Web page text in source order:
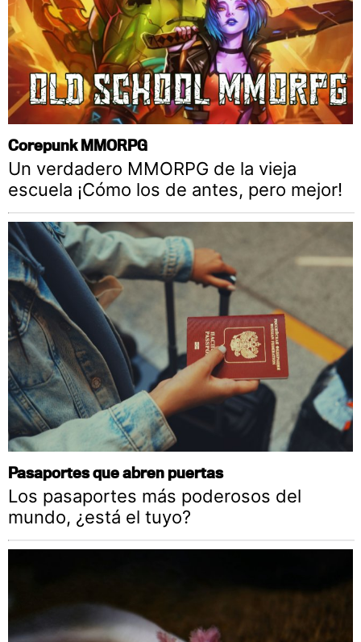
Corepunk MMORPG
Un verdadero MMORPG de la vieja
escuela ¡Cómo los de antes, pero mejor!
Pasaportes que abren puertas
Los pasaportes más poderosos del
mundo, ¿está el tuyo?